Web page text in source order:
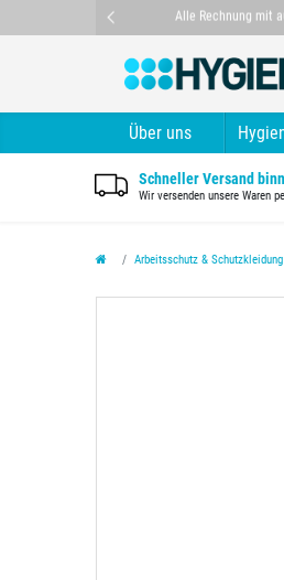
Alle Rechnung mit
Über uns
Schneller Versand
Wir versenden unsere Waren
Arbeitsschutz & Schutzkleidung